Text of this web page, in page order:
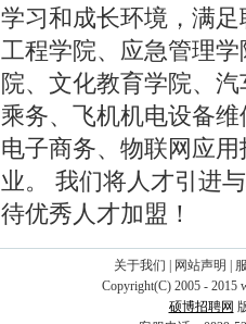
学习和成长环境，满
工程学院、应急管理
院、文化教育学院、
乘务、飞机机电设备
电子商务、物联网应
业。 我们将人才引进
待优秀人才加盟！
关于我们 网站声明
Copyright(C) 2005 - 2015
硕博招聘网